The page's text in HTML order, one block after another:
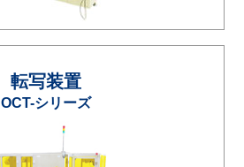
転写装置
OCT-シリーズ